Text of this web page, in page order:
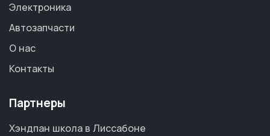
Электроника
Автозапчасти
О нас
Контакты
Партнеры
Хэндпан школа в Лиссабоне